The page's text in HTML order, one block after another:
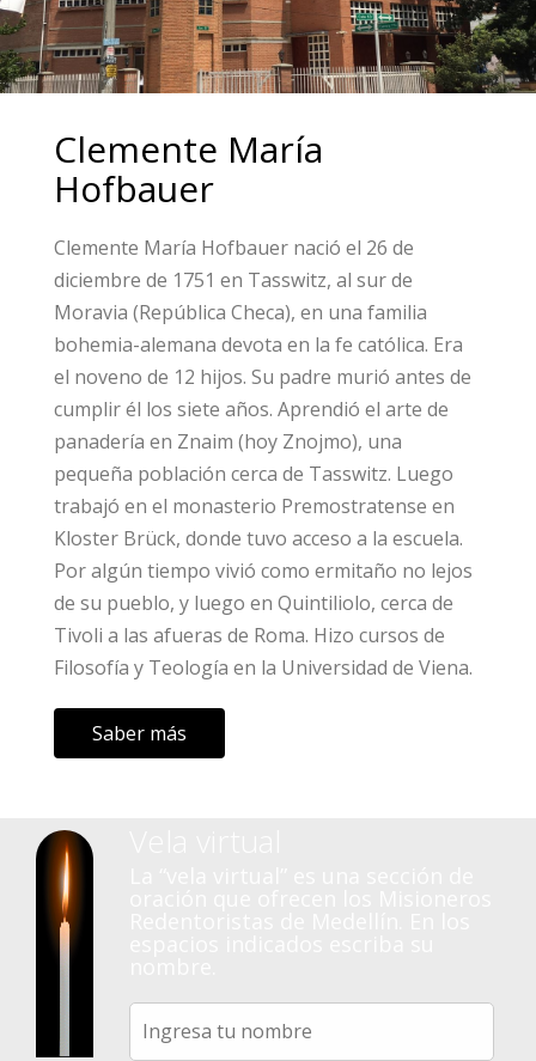
Clemente María
Hofbauer
Clemente María Hofbauer nació el 26 de
diciembre de 1751 en Tasswitz, al sur de
Moravia (República Checa), en una familia
bohemia-alemana devota en la fe católica. Era
el noveno de 12 hijos. Su padre murió antes de
cumplir él los siete años. Aprendió el arte de
panadería en Znaim (hoy Znojmo), una
pequeña población cerca de Tasswitz. Luego
trabajó en el monasterio Premostratense en
Kloster Brück, donde tuvo acceso a la escuela.
Por algún tiempo vivió como ermitaño no lejos
de su pueblo, y luego en Quintiliolo, cerca de
Tivoli a las afueras de Roma. Hizo cursos de
Filosofía y Teología en la Universidad de Viena.
Saber más